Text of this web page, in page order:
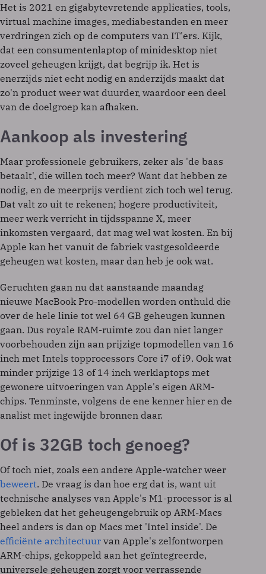
Het is 2021 en gigabytevretende applicaties, tools,
virtual machine images, mediabestanden en meer
verdringen zich op de computers van IT'ers. Kijk,
dat een consumentenlaptop of minidesktop niet
zoveel geheugen krijgt, dat begrijp ik. Het is
enerzijds niet echt nodig en anderzijds maakt dat
zo'n product weer wat duurder, waardoor een deel
van de doelgroep kan afhaken.
Aankoop als investering
Maar professionele gebruikers, zeker als 'de baas
betaalt', die willen toch meer? Want dat hebben ze
nodig, en de meerprijs verdient zich toch wel terug.
Dat valt zo uit te rekenen; hogere productiviteit,
meer werk verricht in tijdsspanne X, meer
inkomsten vergaard, dat mag wel wat kosten. En bij
Apple kan het vanuit de fabriek vastgesoldeerde
geheugen wat kosten, maar dan heb je ook wat.
Geruchten gaan nu dat aanstaande maandag
nieuwe MacBook Pro-modellen worden onthuld die
over de hele linie tot wel 64 GB geheugen kunnen
gaan. Dus royale RAM-ruimte zou dan niet langer
voorbehouden zijn aan prijzige topmodellen van 16
inch met Intels topprocessors Core i7 of i9. Ook wat
minder prijzige 13 of 14 inch werklaptops met
gewonere uitvoeringen van Apple's eigen ARM-
chips. Tenminste, volgens de ene kenner hier en de
analist met ingewijde bronnen daar.
Of is 32GB toch genoeg?
Of toch niet, zoals een andere Apple-watcher weer
beweert. De vraag is dan hoe erg dat is, want uit
technische analyses van Apple's M1-processor is al
gebleken dat het geheugengebruik op ARM-Macs
heel anders is dan op Macs met 'Intel inside'. De
efficiënte architectuur van Apple's zelfontworpen
ARM-chips, gekoppeld aan het geïntegreerde,
universele geheugen zorgt voor verrassende